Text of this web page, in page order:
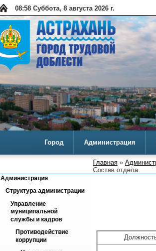
08:58 Суббота, 8 августа 2026 г.
Город Администрация
Главная »
Состав отдела
Администрация
Структура администрации
Управление
муниципальной
службы и кадров
Противодействие
коррупции